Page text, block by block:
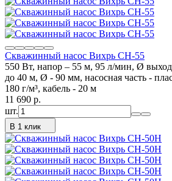
Скважинный насос Вихрь СН-55
550 Вт, напор – 55 м, 95 л/мин, Ø
до 40 м, Ø - 90 мм, насосная часть -
180 г/м³, кабель - 20 м
11 690 p.
шт.
В 1 клик